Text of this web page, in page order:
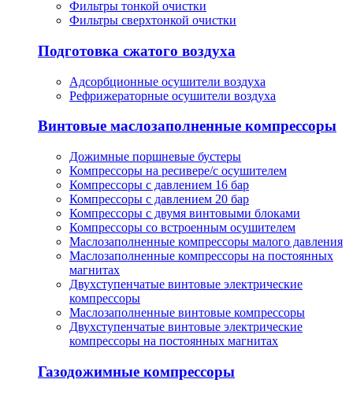
Фильтры тонкой очистки
Фильтры сверхтонкой очистки
Подготовка сжатого воздуха
Адсорбционные осушители воздуха
Рефрижераторные осушители воздуха
Винтовые маслозаполненные компрессоры
Дожимные поршневые бустеры
Компрессоры на ресивере/с осушителем
Компрессоры с давлением 16 бар
Компрессоры с давлением 20 бар
Компрессоры с двумя винтовыми блоками
Компрессоры со встроенным осушителем
Маслозаполненные компрессоры малого давления
Маслозаполненные компрессоры на постоянных
магнитах
Двухступенчатые винтовые электрические
компрессоры
Маслозаполненные винтовые компрессоры
Двухступенчатые винтовые электрические
компрессоры на постоянных магнитах
Газодожимные компрессоры